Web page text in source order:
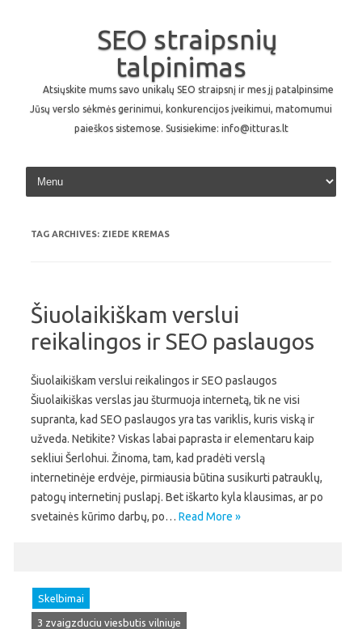
SEO straipsnių
talpinimas
Atsiųskite mums savo unikalų SEO straipsnį ir mes jį patalpinsime
Jūsų verslo sėkmės gerinimui, konkurencijos įveikimui, matomumui
paieškos sistemose. Susisiekime: info@itturas.lt
Skip to content
TAG ARCHIVES: ZIEDE KREMAS
Šiuolaikiškam verslui
reikalingos ir SEO paslaugos
Šiuolaikiškam verslui reikalingos ir SEO paslaugos
Šiuolaikiškas verslas jau šturmuoja internetą, tik ne visi
supranta, kad SEO paslaugos yra tas variklis, kuris viską ir
užveda. Netikite? Viskas labai paprasta ir elementaru kaip
sekliui Šerlohui. Žinoma, tam, kad pradėti verslą
internetinėje erdvėje, pirmiausia būtina susikurti patrauklų,
patogų internetinį puslapį. Bet iškarto kyla klausimas, ar po
svetainės kūrimo darbų, po… Read More »
Skelbimai
3 zvaigzduciu viesbutis vilniuje